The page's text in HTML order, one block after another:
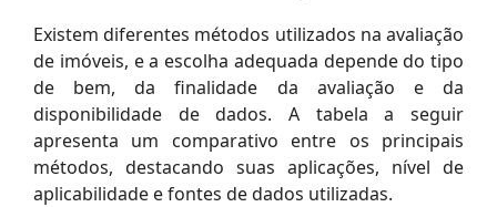
Existem diferentes métodos utilizados na avaliação
de imóveis, e a escolha adequada depende do tipo
de bem, da finalidade da avaliação e da
disponibilidade de dados. A tabela a seguir
apresenta um comparativo entre os principais
métodos, destacando suas aplicações, nível de
aplicabilidade e fontes de dados utilizadas.